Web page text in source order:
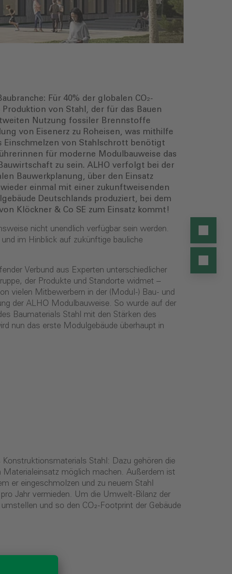
Für 40% der globalen CO₂-
von Stahl, der für das Bauen
Nutzung fossiler Brennstoffe
von Eisenerz zu Roheisen, was mithilfe
Einschmelzen von Stahlschrott benötigt
für moderne Modulbauweise das
zu sein. ALHO verfolgt bei der
Bauwerkplanung, über den Einsatz
einmal mit einer zukunftweisenden
Deutschlands produziert, bei dem
Klöckner & Co SE zum Einsatz kommt!
nicht unendlich verfügbar sein werden.
im Hinblick auf zukünftige bauliche
Verbund aus Experten unterschiedlicher
der Produkte und Standorte widmet –
vielen Mitbewerbern in der (Modul-) Bau- und
der ALHO Modulbauweise. So wurde auf der
Baumaterials Stahl mit den Stärken des
nun das erste Modulgebäude überhaupt in
Stahl: Dazu gehören die
möglich machen. Außerdem ist
er eingeschmolzen und zu neuem Stahl
Jahr vermieden. Um die Umwelt-Bilanz der
und so den CO₂-Footprint der Gebäude